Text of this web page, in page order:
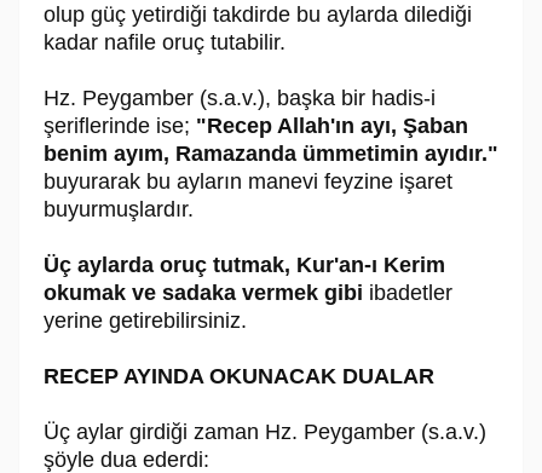
olup güç yetirdiği takdirde bu aylarda dilediği
kadar nafile oruç tutabilir.
Hz. Peygamber (s.a.v.), başka bir hadis-i
şeriflerinde ise; "Recep Allah'ın ayı, Şaban
benim ayım, Ramazanda ümmetimin ayıdır."
buyurarak bu ayların manevi feyzine işaret
buyurmuşlardır.
Üç aylarda oruç tutmak, Kur'an-ı Kerim
okumak ve sadaka vermek gibi ibadetler
yerine getirebilirsiniz.
RECEP AYINDA OKUNACAK DUALAR
Üç aylar girdiği zaman Hz. Peygamber (s.a.v.)
şöyle dua ederdi: